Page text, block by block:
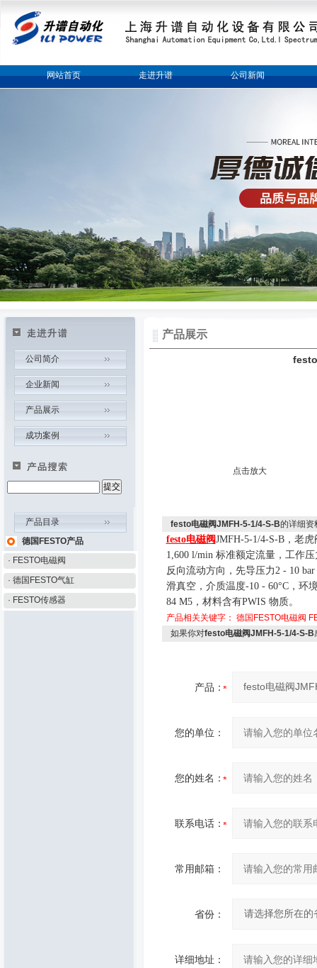
网站首页 走进升谱 公司新闻
公司简介
企业新闻
产品展示
成功案例
产品目录
德国FESTO产品
· FESTO电磁阀
· 德国FESTO气缸
· FESTO传感器
产品展示
点击放大
festo电磁阀JMFH-5-1/4-S-B的详细资
festo电磁阀JMFH-5-1/4-S-B，老虎
1,600 l/min 标准额定流量，工作压
反向流动方向，先导压力2 - 10 bar
滑真空， 介质温度-10 - 60°C，环
84 M5，材料含有PWIS 物质。
产品相关关键字： 德国FESTO电磁阀
如果你对festo电磁阀JMFH-5-1/4-S-B
产品：
您的单位：
您的姓名：
联系电话：
常用邮箱：
省份：
详细地址：